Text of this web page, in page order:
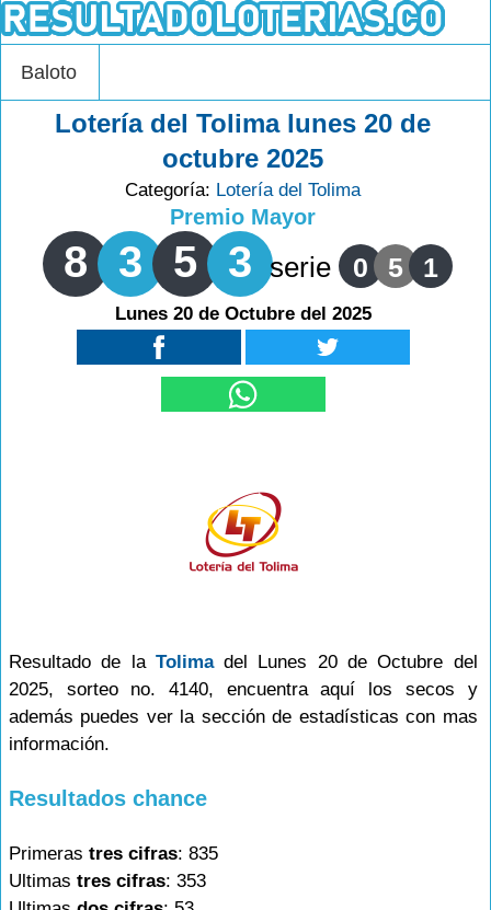
Baloto
Lotería del Tolima lunes 20 de
octubre 2025
Categoría: Lotería del Tolima
Premio Mayor
8 3 5 3 serie 0 5 1
Lunes 20 de Octubre del 2025
Resultado de la Tolimadel Lunes 20 de Octubre del
2025, sorteo no. 4140, encuentra aquí los secos y
además puedes ver la sección de estadísticas con mas
información.
Resultados chance
Primeras tres cifras: 835
Ultimas tres cifras: 353